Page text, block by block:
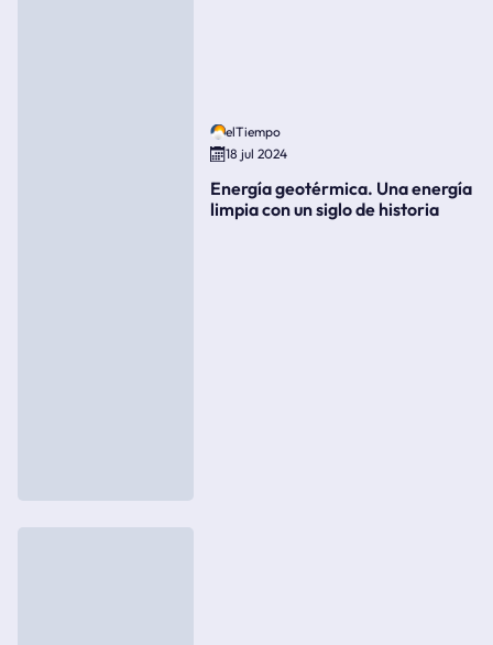
elTiempo
18 jul 2024
Energía geotérmica. Una energía
limpia con un siglo de historia